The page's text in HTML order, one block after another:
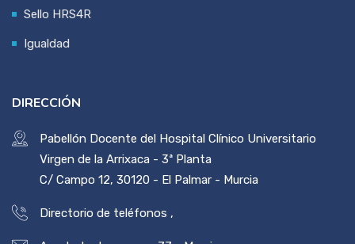
Sello HRS4R
Igualdad
DIRECCIÓN
Pabellón Docente del Hospital Clínico Universitario
Virgen de la Arrixaca - 3ª Planta
C/ Campo 12, 30120 - El Palmar - Murcia
Directorio de teléfonos ,